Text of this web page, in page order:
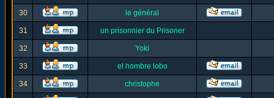
30 le général
31 un prisonnier du Prisoner
32 Yoki
33 el hombre lobo
34 christophe